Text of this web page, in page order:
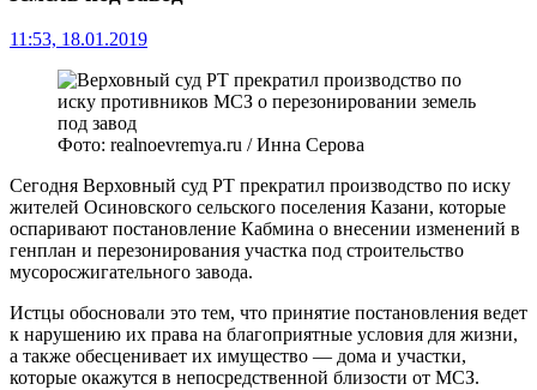
11:53, 18.01.2019
Фото: realnoevremya.ru / Инна Серова
Сегодня Верховный суд РТ прекратил производство по иску
жителей Осиновского сельского поселения Казани, которые
оспаривают постановление Кабмина о внесении изменений в
генплан и перезонирования участка под строительство
мусоросжигательного завода.
Истцы обосновали это тем, что принятие постановления ведет
к нарушению их права на благоприятные условия для жизни,
а также обесценивает их имущество — дома и участки,
которые окажутся в непосредственной близости от МСЗ.